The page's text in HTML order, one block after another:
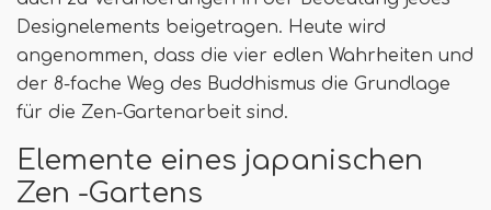
Designelements beigetragen. Heute wird
angenommen, dass die vier edlen Wahrheiten und
der 8-fache Weg des Buddhismus die Grundlage
für die Zen-Gartenarbeit sind.
Elemente eines japanischen
Zen -Gartens